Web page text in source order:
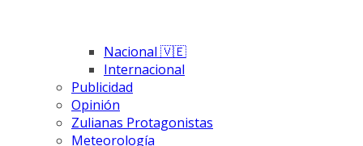
Nacional 🇻🇪
Internacional
Publicidad
Opinión
Zulianas Protagonistas
Meteorología